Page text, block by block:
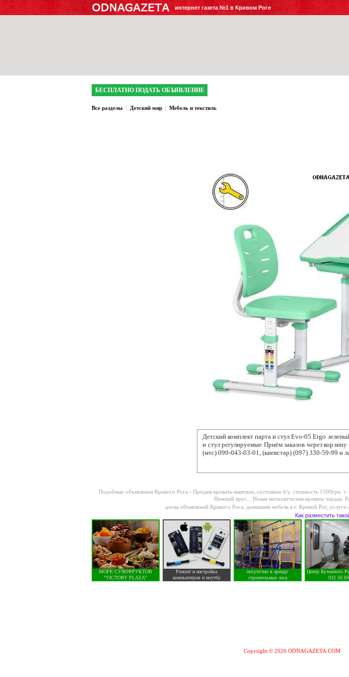
интернет газета №1 в Кривом Роге
БЕСПЛАТНО ПОДАТЬ ОБЪЯВЛЕНИЕ
Все разделы | Детский мир | Мебель и текстиль
Детский комплект парта и стул Evo-05 Ergo
и стул регулируемые Приём заказов через
(мтс) 099-043-03-01, (киевстар) (097) 330-59-99 и
Подобные объявления Кривого Рога - Продам кровать-маятник, состояние б/у. стоимость 1500грн.
Нижний ярус... Новая металлическая кровать чердак.
доска объявлений Кривого Рога
домашняя мебель в г. Кривой Рог, услуги
Как разместить
МОРЕ СУХОФРУКТОВ
"VICTORY PLAZA"
Ремонт и настройка
компьютеров и ноутбу
посуточно в аренду
строительные леса
Центр Кузовного
932 50 69
Copyright © 2026 ODNAGAZETA.COM